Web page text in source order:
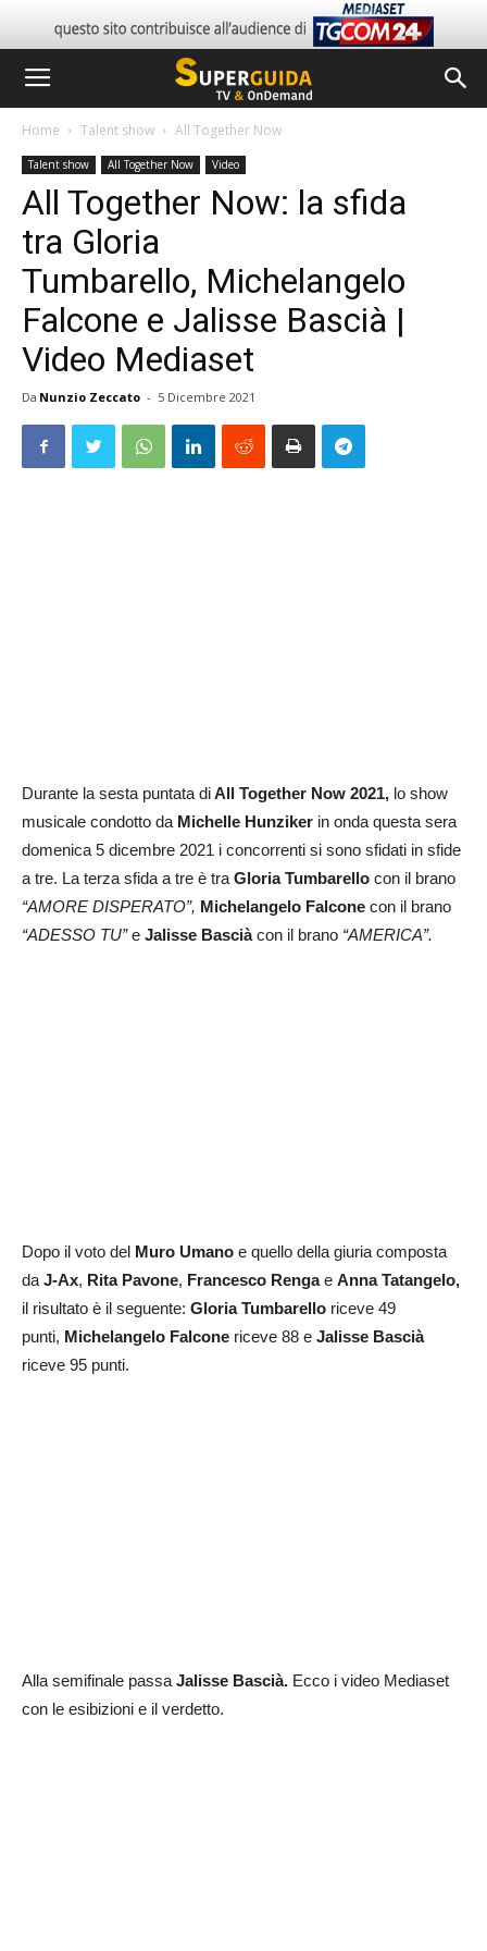
Home Talent show All Together Now
Talent show All Together Now Video
All Together Now: la sfida
tra Gloria
Tumbarello, Michelangelo
Falcone e Jalisse Bascià |
Video Mediaset
Da Nunzio Zeccato - 5 Dicembre 2021
Durante la sesta puntata diAll Together Now 2021, lo show
musicale condotto da Michelle Hunziker in onda questa sera
domenica 5 dicembre 2021 i concorrenti si sono sfidati in sfide
a tre. La terza sfida a tre è traGloria Tumbarello con il brano
“AMORE DISPERATO”, Michelangelo Falcone con il brano
“ADESSO TU”e Jalisse Basciàcon il brano “AMERICA”.
Dopo il voto del Muro Umano e quello della giuria composta
da J-Ax, Rita Pavone, Francesco Rengae Anna Tatangelo,
il risultato è il seguente: Gloria Tumbarello riceve 49
punti, Michelangelo Falcone riceve 88 e Jalisse Bascià
riceve 95 punti.
Alla semifinale passa Jalisse Bascià. Ecco i video Mediaset
con le esibizioni e il verdetto.